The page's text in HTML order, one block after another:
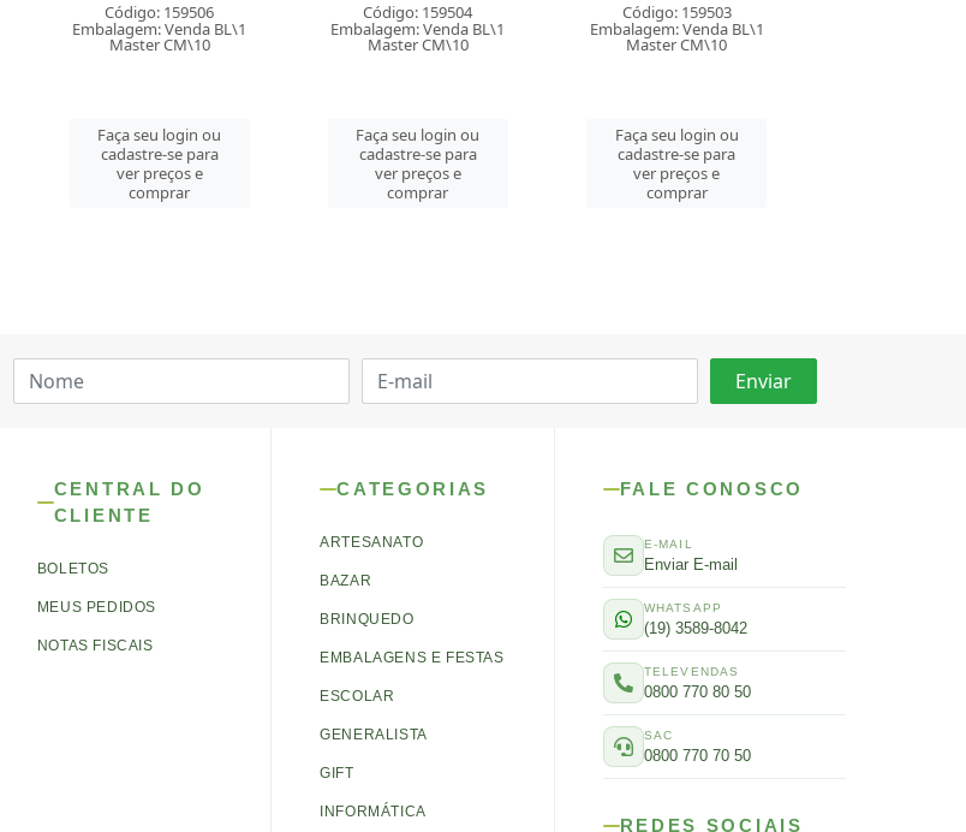
Código: 159504
Embalagem: Venda BL\1
Master CM\10
Faça seu login ou
cadastre-se para
ver preços e
comprar
Código: 159503
Embalagem: Venda BL\1
Master CM\10
Faça seu login ou
cadastre-se para
ver preços e
comprar
Código: 159502
Embalagem: Venda BL\1
Master CM\10
Faça seu login ou
cadastre-se para
ver preços e
comprar
CENTRAL DO
CLIENTE
BOLETOS
MEUS PEDIDOS
NOTAS FISCAIS
CATEGORIAS
ARTESANATO
BAZAR
BRINQUEDO
EMBALAGENS E FESTAS
ESCOLAR
GENERALISTA
GIFT
INFORMÁTICA
FALE CONOSCO
E-MAIL
Enviar E-mail
WHATSAPP
(19) 3589-8042
TELEVENDAS
0800 770 80 50
SAC
0800 770 70 50
REDES SOCIAIS